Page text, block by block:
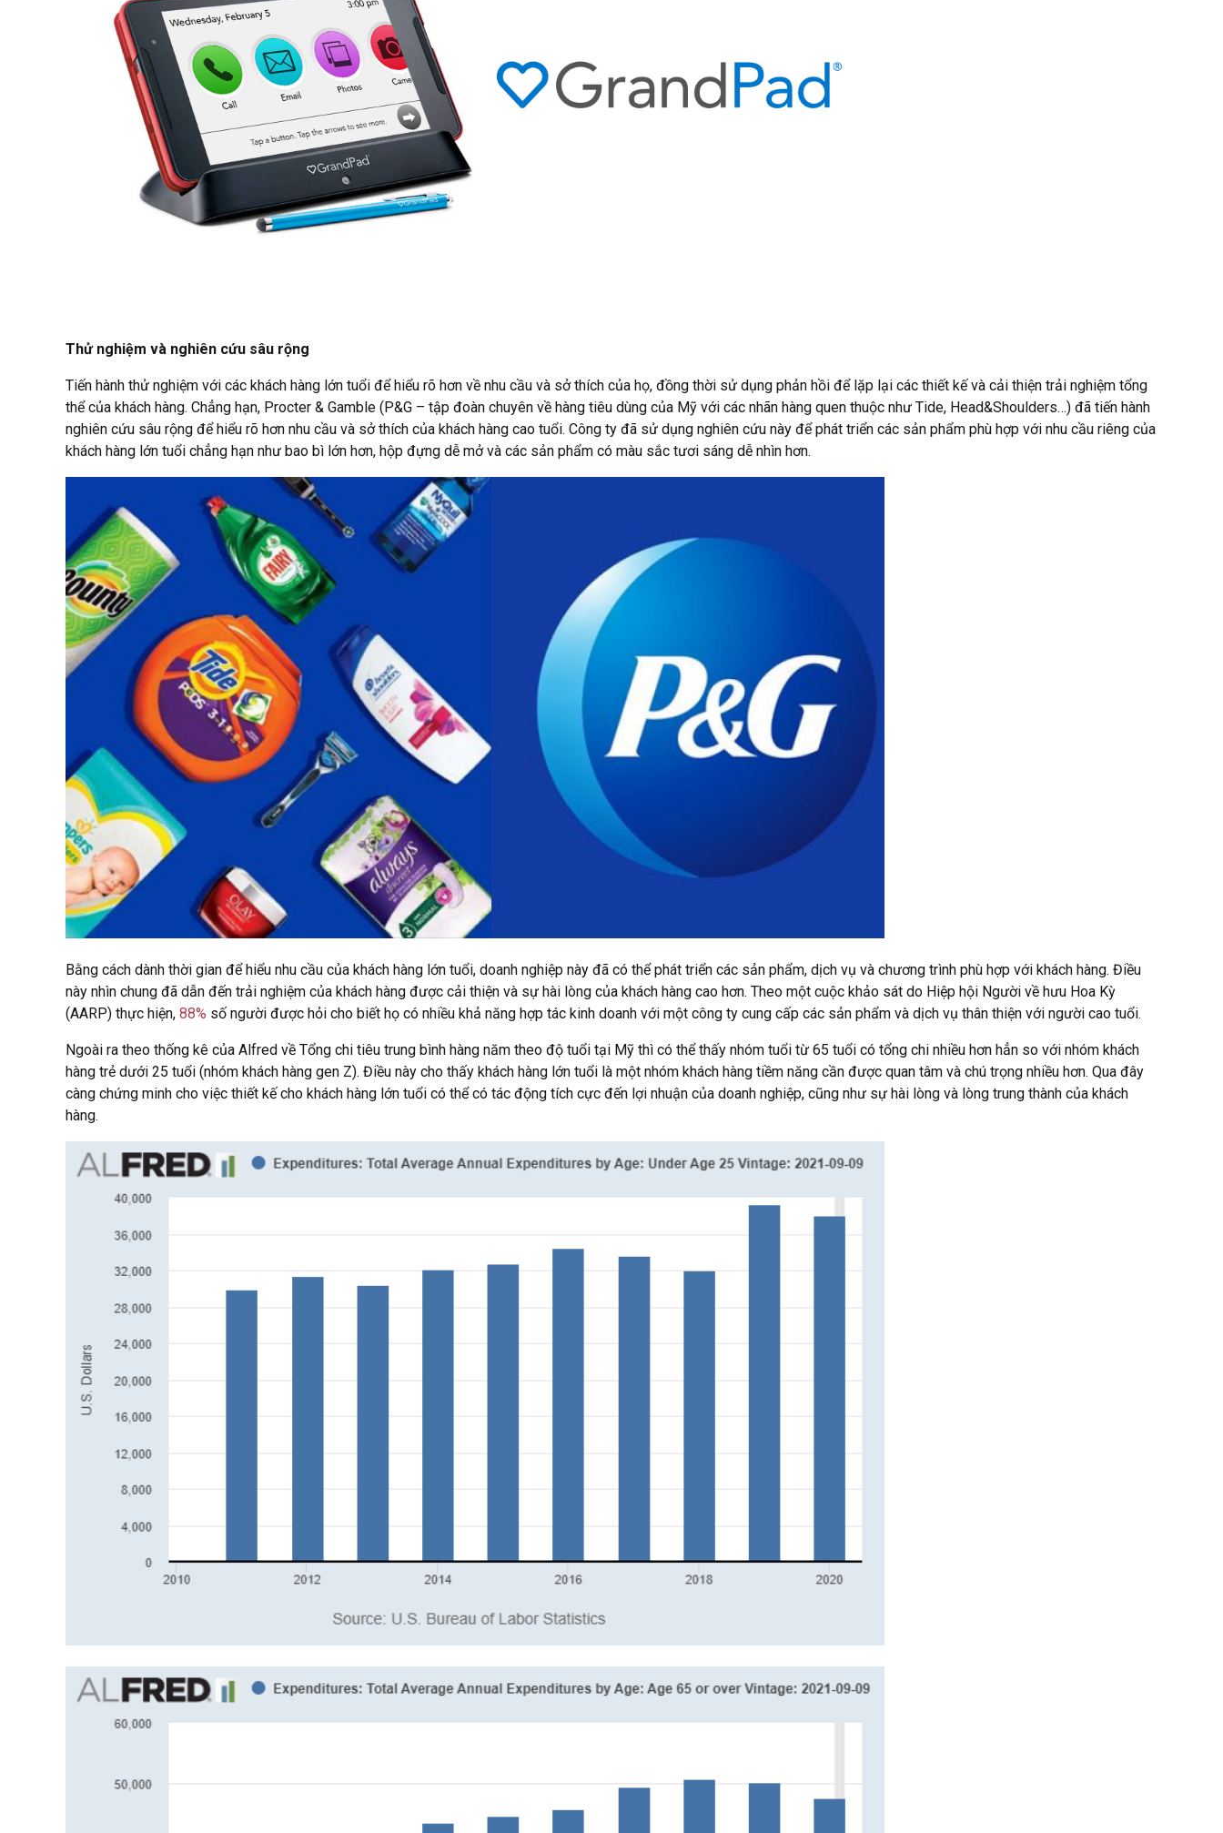
Thử nghiệm và nghiên cứu sâu rộng
Tiến hành thử nghiệm với các khách hàng lớn tuổi để hiểu rõ hơn về nhu cầu và sở thích của họ, đồng thời sử dụng phản hồi để lặp lại các thiết kế và cải thiện trải nghiệm tổng
thể của khách hàng. Chẳng hạn, Procter & Gamble (P&G – tập đoàn chuyên về hàng tiêu dùng của Mỹ với các nhãn hàng quen thuộc như Tide, Head&Shoulders…) đã tiến hành
nghiên cứu sâu rộng để hiểu rõ hơn nhu cầu và sở thích của khách hàng cao tuổi. Công ty đã sử dụng nghiên cứu này để phát triển các sản phẩm phù hợp với nhu cầu riêng của
khách hàng lớn tuổi chẳng hạn như bao bì lớn hơn, hộp đựng dễ mở và các sản phẩm có màu sắc tươi sáng dễ nhìn hơn.
Bằng cách dành thời gian để hiểu nhu cầu của khách hàng lớn tuổi, doanh nghiệp này đã có thể phát triển các sản phẩm, dịch vụ và chương trình phù hợp với khách hàng. Điều
này nhìn chung đã dẫn đến trải nghiệm của khách hàng được cải thiện và sự hài lòng của khách hàng cao hơn. Theo một cuộc khảo sát do Hiệp hội Người về hưu Hoa Kỳ
(AARP) thực hiện, 88% số người được hỏi cho biết họ có nhiều khả năng hợp tác kinh doanh với một công ty cung cấp các sản phẩm và dịch vụ thân thiện với người cao tuổi.
Ngoài ra theo thống kê của Alfred về Tổng chi tiêu trung bình hàng năm theo độ tuổi tại Mỹ thì có thể thấy nhóm tuổi từ 65 tuổi có tổng chi nhiều hơn hẳn so với nhóm khách
hàng trẻ dưới 25 tuổi (nhóm khách hàng gen Z). Điều này cho thấy khách hàng lớn tuổi là một nhóm khách hàng tiềm năng cần được quan tâm và chú trọng nhiều hơn. Qua đây
càng chứng minh cho việc thiết kế cho khách hàng lớn tuổi có thể có tác động tích cực đến lợi nhuận của doanh nghiệp, cũng như sự hài lòng và lòng trung thành của khách
hàng.